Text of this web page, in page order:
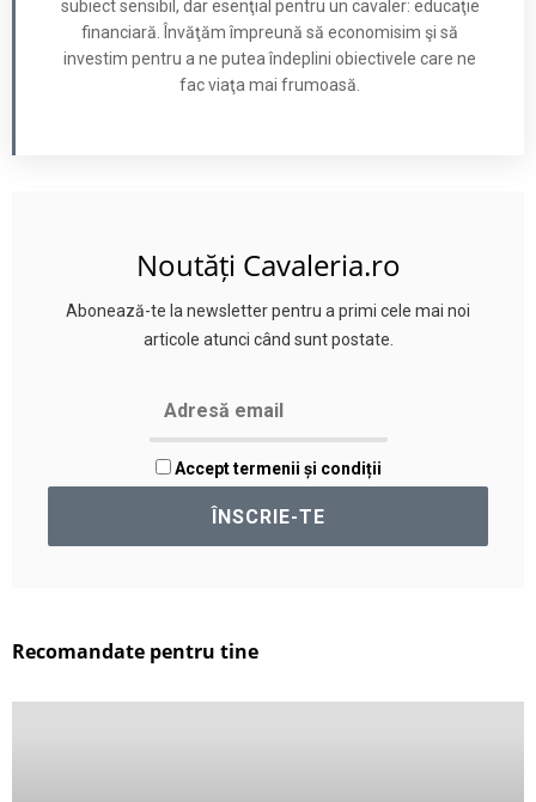
subiect sensibil, dar esenţial pentru un cavaler: educaţie
financiară. Învăţăm împreună să economisim şi să
investim pentru a ne putea îndeplini obiectivele care ne
fac viaţa mai frumoasă.
Noutăți Cavaleria.ro
Abonează-te la newsletter pentru a primi cele mai noi
articole atunci când sunt postate.
Accept termenii și condiții
Recomandate pentru tine